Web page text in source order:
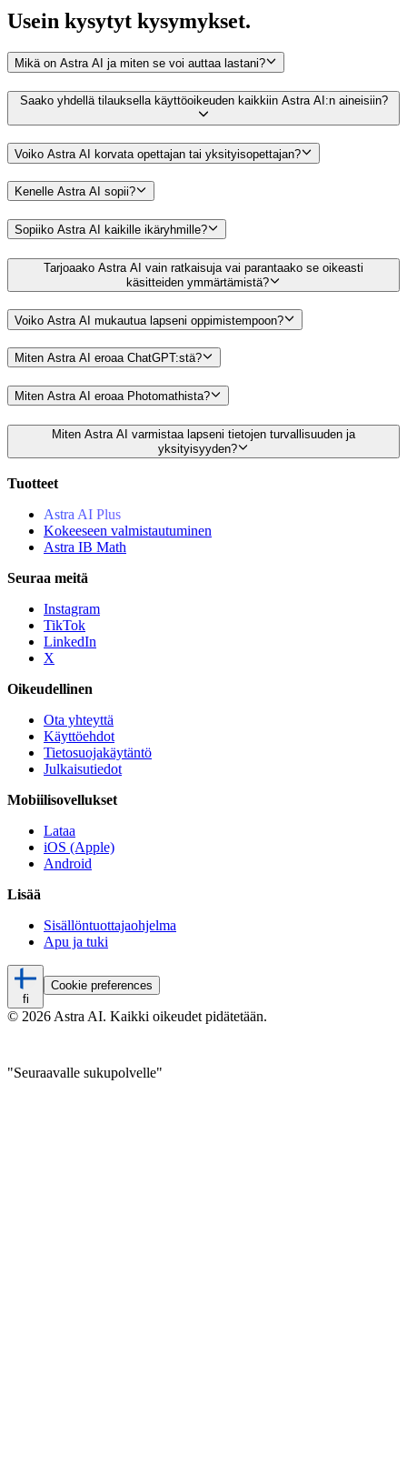
Usein kysytyt kysymykset.
Mikä on Astra AI ja miten se voi auttaa lastani?
Saako yhdellä tilauksella käyttöoikeuden kaikkiin Astra AI:n aineisiin?
Voiko Astra AI korvata opettajan tai yksityisopettajan?
Kenelle Astra AI sopii?
Sopiiko Astra AI kaikille ikäryhmille?
Tarjoaako Astra AI vain ratkaisuja vai parantaako se oikeasti
käsitteiden ymmärtämistä?
Voiko Astra AI mukautua lapseni oppimistempoon?
Miten Astra AI eroaa ChatGPT:stä?
Miten Astra AI eroaa Photomathista?
Miten Astra AI varmistaa lapseni tietojen turvallisuuden ja
yksityisyyden?
Tuotteet
Astra AI Plus
Kokeeseen valmistautuminen
Astra IB Math
Seuraa meitä
Instagram
TikTok
LinkedIn
X
Oikeudellinen
Ota yhteyttä
Käyttöehdot
Tietosuojakäytäntö
Julkaisutiedot
Mobiilisovellukset
Lataa
iOS (Apple)
Android
Lisää
Sisällöntuottajaohjelma
Apu ja tuki
fi
Cookie preferences
© 2026 Astra AI. Kaikki oikeudet pidätetään.
"Seuraavalle sukupolvelle"